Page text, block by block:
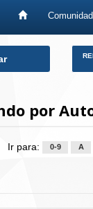
por
Ir para: 0-9 A